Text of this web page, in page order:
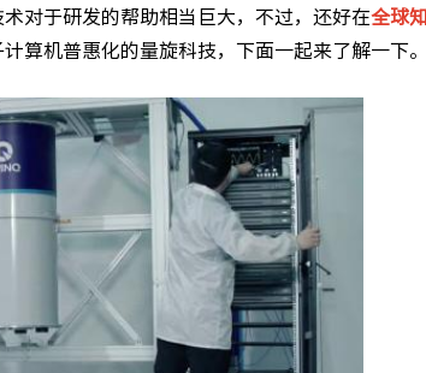
对于研发的帮助相当巨大，不过，还好在全球
算机普惠化的量旋科技，下面一起来了解一下。